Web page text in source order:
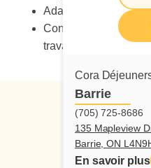
Cora
Barrie
(705) 725-8686
135 Mapleview
Barrie, ON
En savoir plus
Adaptabilité au
Connaissance des
travail